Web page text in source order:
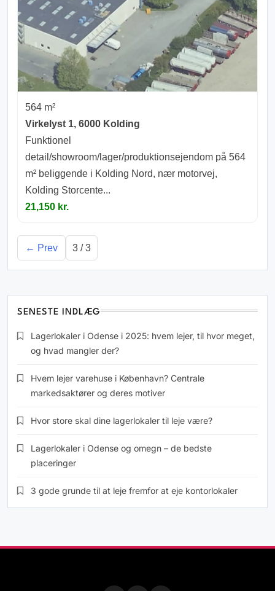
564 m²
Virkelyst 1, 6000 Kolding
Funktionel
detail/showroom/lager/produktionsejendom på 564
m² beliggende i Kolding Nord, nær motorvej,
Kolding Storcente...
21,150 kr.
← Prev 3 / 3
SENESTE INDLÆG
Lagerlokaler i Odense i 2025: hvem lejer, til hvor meget,
og hvad mangler der?
Hvem lejer varehuse i København? Centrale
markedsaktører og deres motiver
Hvor store skal dine lagerlokaler til leje være?
Lagerlokaler i Odense og omegn – de bedste
placeringer
3 gode grunde til at leje fremfor at eje kontorlokaler